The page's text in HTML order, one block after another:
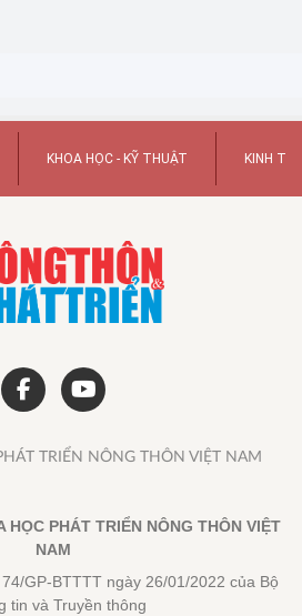
KHOA HỌC - KỸ THUẬT KINH TẾ
TRIỂN NÔNG THÔN VIỆT NAM
PHÁT TRIỂN NÔNG THÔN VIỆT
NAM
GP-BTTTT ngày 26/01/2022 của Bộ
tin và Truyền thông